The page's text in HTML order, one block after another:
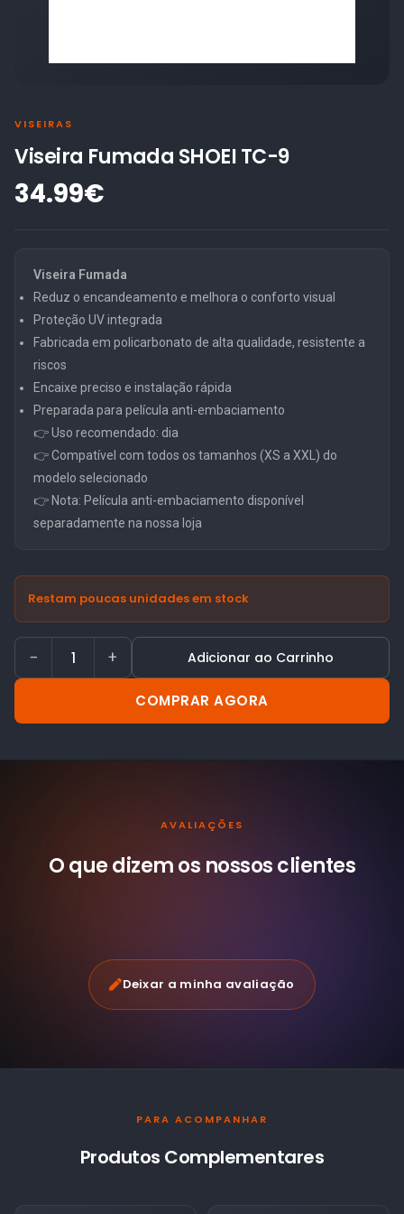
VISEIRAS
Viseira Fumada SHOEI TC-9
34.99€
Viseira Fumada
Reduz o encandeamento e melhora o conforto visual
Proteção UV integrada
Fabricada em policarbonato de alta qualidade, resistente a
riscos
Encaixe preciso e instalação rápida
Preparada para película anti-embaciamento
👉 Uso recomendado: dia
👉 Compatível com todos os tamanhos (XS a XXL) do
modelo selecionado
👉 Nota: Película anti-embaciamento disponível
separadamente na nossa loja
Restam poucas unidades em stock
− + Adicionar ao Carrinho
COMPRAR AGORA
AVALIAÇÕES
O que dizem os nossosclientes
Deixar a minha avaliação
PARA ACOMPANHAR
Produtos Complementares